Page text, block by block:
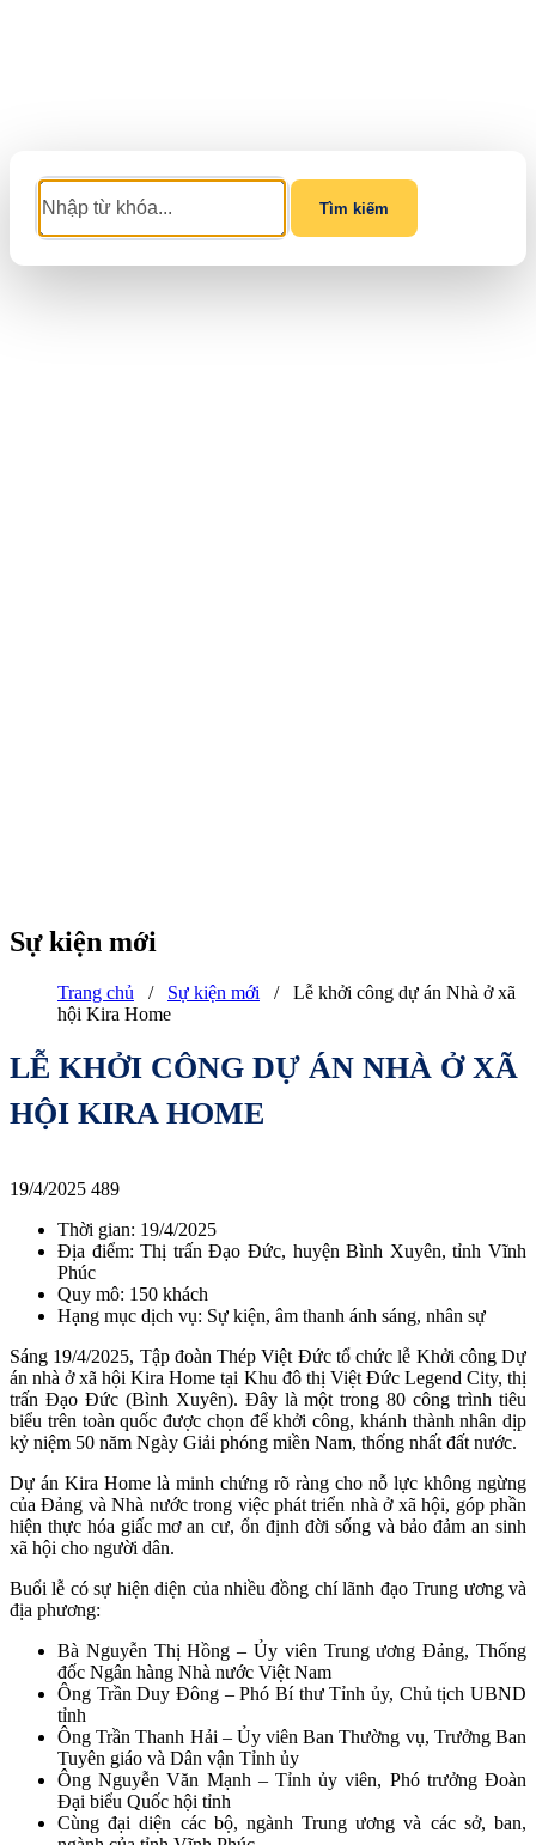
Tìm kiếm
Sự kiện mới
Trang chủ / Sự kiện mới / Lễ khởi công dự án Nhà ở xã
hội Kira Home
LỄ KHỞI CÔNG DỰ ÁN NHÀ Ở XÃ
HỘI KIRA HOME
19/4/2025 489
Thời gian: 19/4/2025
Địa điểm: Thị trấn Đạo Đức, huyện Bình Xuyên, tỉnh Vĩnh
Phúc
Quy mô: 150 khách
Hạng mục dịch vụ: Sự kiện, âm thanh ánh sáng, nhân sự
Sáng 19/4/2025, Tập đoàn Thép Việt Đức tổ chức lễ Khởi công Dự
án nhà ở xã hội Kira Home tại Khu đô thị Việt Đức Legend City, thị
trấn Đạo Đức (Bình Xuyên). Đây là một trong 80 công trình tiêu
biểu trên toàn quốc được chọn để khởi công, khánh thành nhân dịp
kỷ niệm 50 năm Ngày Giải phóng miền Nam, thống nhất đất nước.
Dự án Kira Home là minh chứng rõ ràng cho nỗ lực không ngừng
của Đảng và Nhà nước trong việc phát triển nhà ở xã hội, góp phần
hiện thực hóa giấc mơ an cư, ổn định đời sống và bảo đảm an sinh
xã hội cho người dân.
Buổi lễ có sự hiện diện của nhiều đồng chí lãnh đạo Trung ương và
địa phương:
Bà Nguyễn Thị Hồng – Ủy viên Trung ương Đảng, Thống
đốc Ngân hàng Nhà nước Việt Nam
Ông Trần Duy Đông – Phó Bí thư Tỉnh ủy, Chủ tịch UBND
tỉnh
Ông Trần Thanh Hải – Ủy viên Ban Thường vụ, Trưởng Ban
Tuyên giáo và Dân vận Tỉnh ủy
Ông Nguyễn Văn Mạnh – Tỉnh ủy viên, Phó trưởng Đoàn
Đại biểu Quốc hội tỉnh
Cùng đại diện các bộ, ngành Trung ương và các sở, ban,